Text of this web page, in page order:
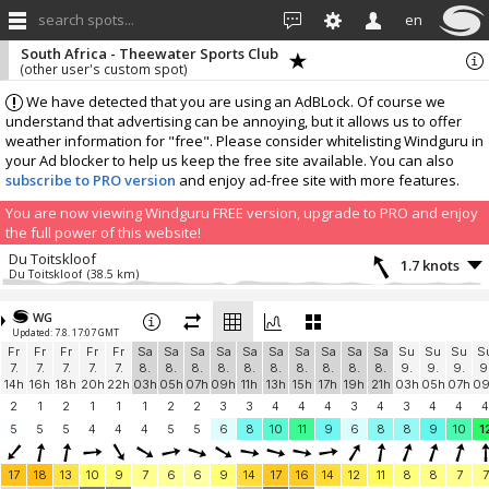
search spots... en
We have detected that you are using an AdBLock. Of course we
understand that advertising can be annoying, but it allows us to offer
weather information for "free". Please consider whitelisting Windguru in
your Ad blocker to help us keep the free site available. You can also
subscribe to PRO version and enjoy ad-free site with more features.
You are now viewing Windguru FREE version, upgrade to PRO and enjoy
the full power of this website!
South Africa - Theewater Sports Club
(other user's custom spot)
Du Toitskloof
Du Toitskloof (38.5 km) 1.7 knots
ZA Hermanus
Hermanus SE 230m
Add your station...
WG
Updated: 7.8. 17:07 GMT
Fr
7.
14h
Fr
7.
16h
Fr
7.
18h
Fr
7.
20h
Fr
7.
22h
Sa
8.
03h
Sa
8.
05h
Sa
8.
07h
Sa
8.
09h
Sa
8.
11h
Sa
8.
13h
Sa
8.
15h
Sa
8.
17h
Sa
8.
19h
Sa
8.
21h
Su
9.
03h
Su
9.
05h
Su
9.
07h
2
1 2 1 1 1 2 2 3 3 4 4 4 3 4 3 4 4
4
5
5 5 4 4 4 5 5 6 8 10 11 9 6 8 8 9 10
17 18 13 10 9 7 6 6 9 14 17 16 14 12 11 8 8 7
7